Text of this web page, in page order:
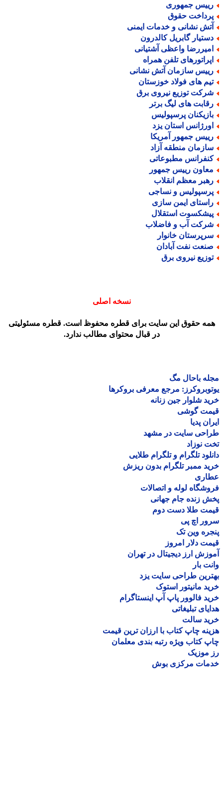
جمهوری
حقوق
نشانی و خدمات ایمنی
گابریل کالدرون
واعظی آشتیانی
تلفن همراه
سازمان آتش نشانی
های فولاد خوزستان
توزیع نیروی برق
های لیگ برتر
پرسپولیس
استان یزد
جمهور آمریکا
منطقه آزاد
مطبوعاتی
رییس جمهور
معظم انقلاب
و نساجی
ایمن سازی
استقلال
آب و فاضلاب
خانوار
نفت آبادان
نیروی برق
نسخه اصلی
حقوق این سایت برای قطره محفوظ است. قطره مسئولیتی
در قبال محتوای مطالب ندارد.
باحال مگ
مرجع معرفی بروکرها
شلوار جین زنانه
گوشی
پدیا
سایت در مشهد
نوزاد
تلگرام و تلگرام طلایی
ممبر تلگرام بدون ریزش
لوله و اتصالات
زنده جام جهانی
طلا دست دوم
اچ پی
وین تک
دلار امروز
ارز دیجیتال در تهران
بار
طراحی سایت یزد
مانیتور استوک
فالوور پاپ آپ اینستاگرام
تبلیغاتی
سالت
چاپ کتاب با ارزان ترین قیمت
کتاب ویژه رتبه بندی معلمان
موزیک
مرکزی بوش